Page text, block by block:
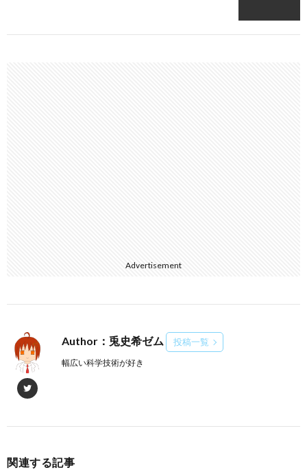
Advertisement
Author：兎史希ゼム 投稿一覧
幅広い科学技術が好き
関連する記事